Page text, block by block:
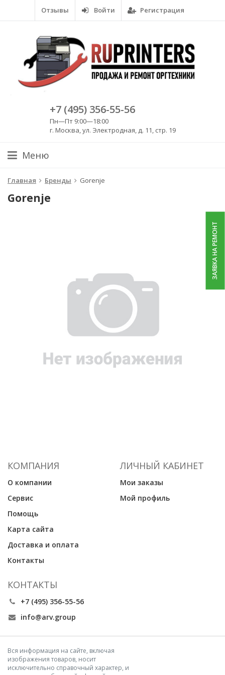
Отзывы Войти Регистрация
+7 (495) 356-55-56
Пн—Пт 9:00—18:00
г. Москва, ул. Электродная, д. 11, стр. 19
Меню
Главная Бренды Gorenje
Gorenje
ЗАЯВКА НА РЕМОНТ
КОМПАНИЯ
О компании
Сервис
Помощь
Карта сайта
Доставка и оплата
Контакты
ЛИЧНЫЙ КАБИНЕТ
Мои заказы
Мой профиль
КОНТАКТЫ
+7 (495) 356-55-56
info@arv.group
Вся информация на сайте, включая
изображения товаров, носит
исключительно справочный характер, и